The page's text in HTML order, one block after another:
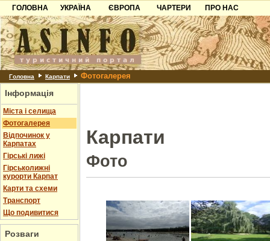
ГОЛОВНА
УКРАЇНА
Карпати
Азов
Причорноморря
Шацьк
ЄВРОПА
Чорногорія
Хорватія
Болгарія
Албанія
ЧАРТЕРИ
ПРО НАС
Контакти
Партнерам
Додати готель
Головна Карпати Фотогалерея
Інформація
Міста і селища
Фотогалерея
Відпочинок у
Карпатах
Гірські лижі
Гірськолижні
курорти Карпат
Карти та схеми
Транспорт
Що подивитися
Розваги
Карпати
Фото